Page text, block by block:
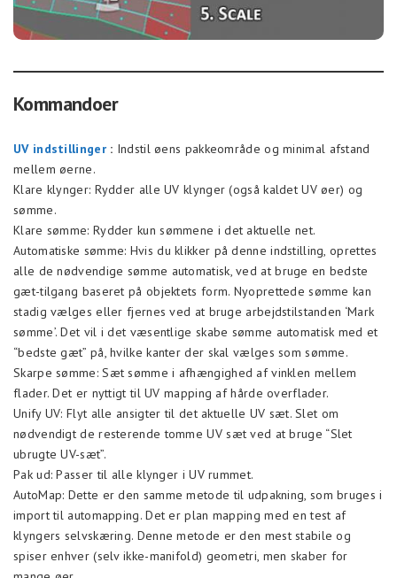
Kommandoer
UV indstillinger: Indstil øens pakkeområde og minimal afstand
mellem øerne.
Klare klynger: Rydder alle UV klynger (også kaldet UV øer) og
sømme.
Klare sømme: Rydder kun sømmene i det aktuelle net.
Automatiske sømme: Hvis du klikker på denne indstilling, oprettes
alle de nødvendige sømme automatisk, ved at bruge en bedste
gæt-tilgang baseret på objektets form. Nyoprettede sømme kan
stadig vælges eller fjernes ved at bruge arbejdstilstanden ‘Mark
sømme’. Det vil i det væsentlige skabe sømme automatisk med et
“bedste gæt” på, hvilke kanter der skal vælges som sømme.
Skarpe sømme: Sæt sømme i afhængighed af vinklen mellem
flader. Det er nyttigt til UV mapping af hårde overflader.
Unify UV: Flyt alle ansigter til det aktuelle UV sæt. Slet om
nødvendigt de resterende tomme UV sæt ved at bruge “Slet
ubrugte UV-sæt”.
Pak ud: Passer til alle klynger i UV rummet.
AutoMap: Dette er den samme metode til udpakning, som bruges i
import til automapping. Det er plan mapping med en test af
klyngers selvskæring. Denne metode er den mest stabile og
spiser enhver (selv ikke-manifold) geometri, men skaber for